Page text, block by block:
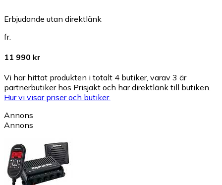
Erbjudande utan direktlänk
fr.
11 990 kr
Vi har hittat produkten i totalt 4 butiker, varav 3 är
partnerbutiker hos Prisjakt och har direktlänk till butiken.
Hur vi visar priser och butiker.
Annons
Annons